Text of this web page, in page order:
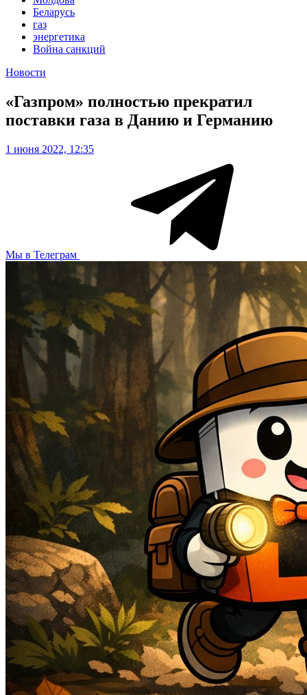
Беларусь
газ
энергетика
Война санкций
Новости
«Газпром» полностью прекратил
поставки газа в Данию и Германию
1 июня 2022, 12:35
Мы в Телеграм